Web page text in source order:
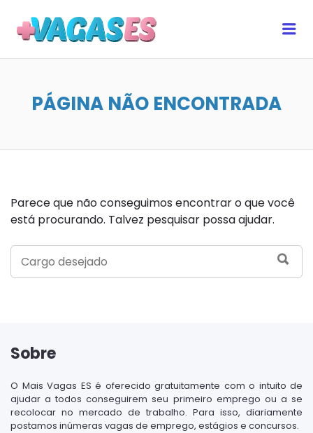
PÁGINA NÃO ENCONTRADA
Parece que não conseguimos encontrar o que você
está procurando. Talvez pesquisar possa ajudar.
SEARCH
FOR:
Sobre
O Mais Vagas ES é oferecido gratuitamente com o intuito de
ajudar a todos conseguirem seu primeiro emprego ou a se
recolocar no mercado de trabalho. Para isso, diariamente
postamos inúmeras vagas de emprego, estágios e concursos.